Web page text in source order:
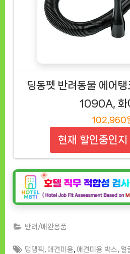
딩동펫 반려동물 에어
1090A, 화
102,960
현재 할인중인지
반려/애완용품
Tags:
댕댕픽 애견미용 애견미용 박스 얼